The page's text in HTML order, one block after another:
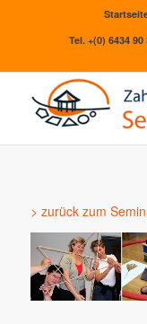
Tel. +(0) 6434
> zurück zum